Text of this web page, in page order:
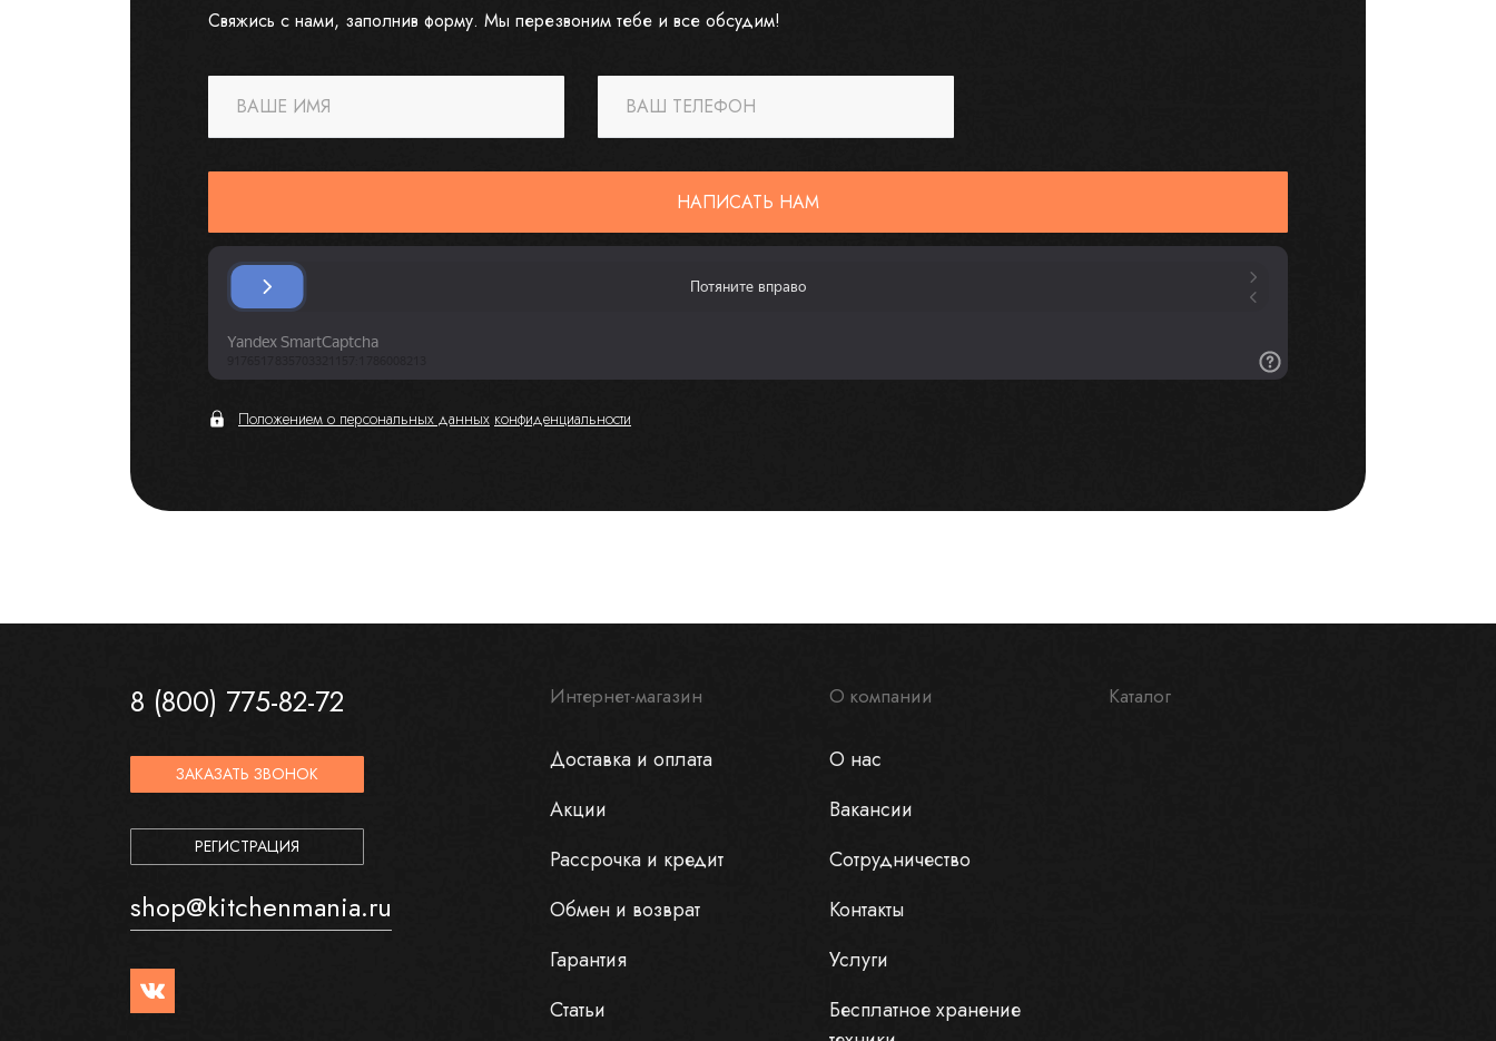
Свяжись с нами, заполнив форму. Мы перезвоним тебе и все обсудим!
ВАШЕ ИМЯ ВАШ ТЕЛЕФОН
НАПИСАТЬ НАМ
Положением о персональных данных конфиденциальности
8 (800) 775-82-72
ЗАКАЗАТЬ ЗВОНОК
РЕГИСТРАЦИЯ
shop@kitchenmania.ru
Интернет-магазин
Доставка и оплата
Акции
Рассрочка и кредит
Обмен и возврат
Гарантия
Статьи
О компании
О нас
Вакансии
Сотрудничество
Контакты
Услуги
Бесплатное хранение
Каталог